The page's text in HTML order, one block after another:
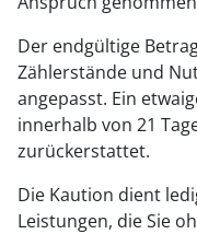
Der endgültige
Zählerstände und
angepasst. Ein
innerhalb von 21
zurückerstattet.
Die Kaution dient
Leistungen, die Sie